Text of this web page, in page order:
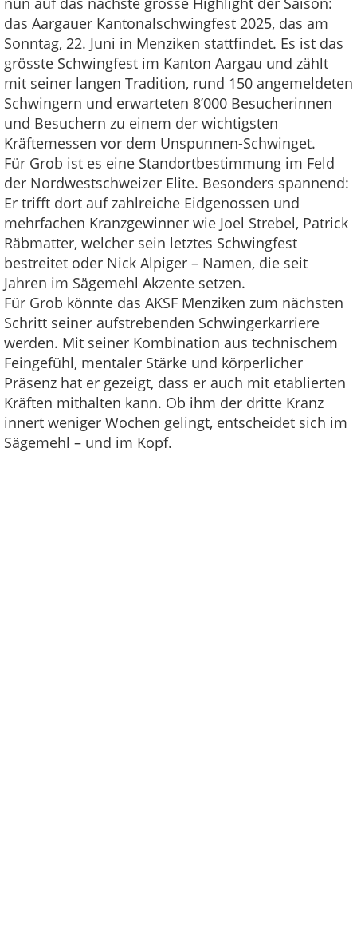
das Aargauer Kantonalschwingfest 2025, das am
Sonntag, 22. Juni in Menziken stattfindet. Es ist das
grösste Schwingfest im Kanton Aargau und zählt
mit seiner langen Tradition, rund 150 angemeldeten
Schwingern und erwarteten 8’000 Besucherinnen
und Besuchern zu einem der wichtigsten
Kräftemessen vor dem Unspunnen-Schwinget.
Für Grob ist es eine Standortbestimmung im Feld
der Nordwestschweizer Elite. Besonders spannend:
Er trifft dort auf zahlreiche Eidgenossen und
mehrfachen Kranzgewinner wie Joel Strebel, Patrick
Räbmatter, welcher sein letztes Schwingfest
bestreitet oder Nick Alpiger – Namen, die seit
Jahren im Sägemehl Akzente setzen.
Für Grob könnte das AKSF Menziken zum nächsten
Schritt seiner aufstrebenden Schwingerkarriere
werden. Mit seiner Kombination aus technischem
Feingefühl, mentaler Stärke und körperlicher
Präsenz hat er gezeigt, dass er auch mit etablierten
Kräften mithalten kann. Ob ihm der dritte Kranz
innert weniger Wochen gelingt, entscheidet sich im
Sägemehl – und im Kopf.